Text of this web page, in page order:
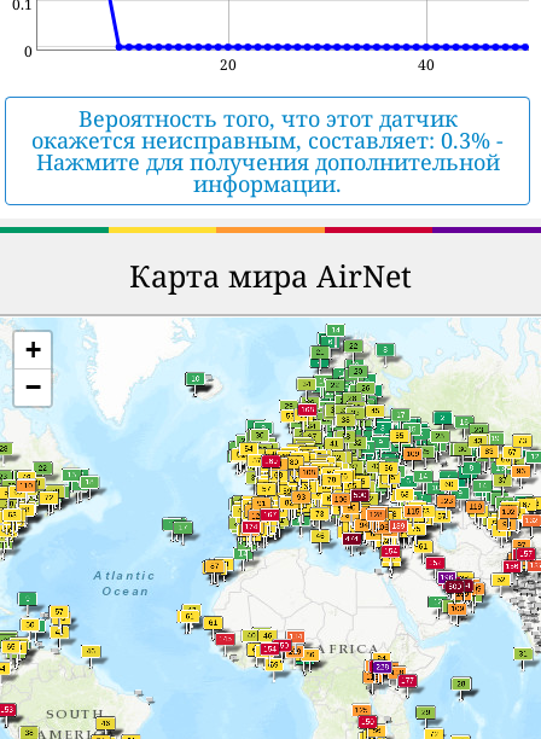
0
0.1
20 40
Вероятность того, что этот датчик
окажется неисправным, составляет: 0.3% -
Нажмите для получения дополнительной
информации.
Карта мира AirNet
+
−